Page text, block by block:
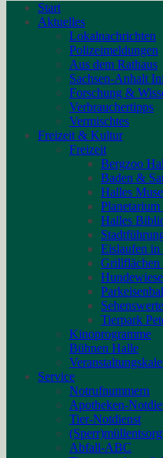
Start
Aktuelles
Lokalnachrichten
Polizeimeldungen
Aus dem Rathaus
Sachsen-Anhalt
Forschung &
Verbrauchertipps
Vermischtes
Freizeit & Kultur
Freizeit
Bergzoo
Baden &
Halles
Halles
Eislaufen in
Grillflächen
Tierpark
Kinoprogramme
Bühnen Halle
Service
Notrufnummern
Apotheken-
Tier-Notdienst
Abfall-ABC